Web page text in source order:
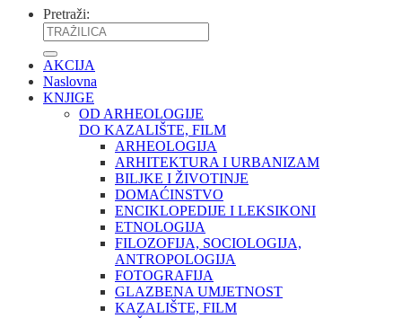
Pretraži:
AKCIJA
Naslovna
KNJIGE
OD ARHEOLOGIJE
DO KAZALIŠTE, FILM
ARHEOLOGIJA
ARHITEKTURA I URBANIZAM
BILJKE I ŽIVOTINJE
DOMAĆINSTVO
ENCIKLOPEDIJE I LEKSIKONI
ETNOLOGIJA
FILOZOFIJA, SOCIOLOGIJA,
ANTROPOLOGIJA
FOTOGRAFIJA
GLAZBENA UMJETNOST
KAZALIŠTE, FILM